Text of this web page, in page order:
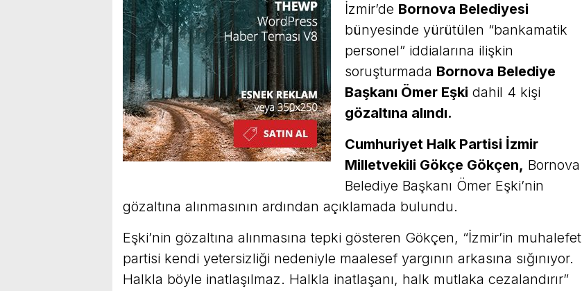
İzmir’de Bornova Belediyesi
bünyesinde yürütülen “bankamatik
personel” iddialarına ilişkin
soruşturmada Bornova Belediye
Başkanı Ömer Eşki dahil 4 kişi
gözaltına alındı.
Cumhuriyet Halk Partisi İzmir
Milletvekili Gökçe Gökçen, Bornova
Belediye Başkanı Ömer Eşki’nin
gözaltına alınmasının ardından açıklamada bulundu.
Eşki’nin gözaltına alınmasına tepki gösteren Gökçen, “İzmir’in muhalefet
partisi kendi yetersizliği nedeniyle maalesef yargının arkasına sığınıyor.
Halkla böyle inatlaşılmaz. Halkla inatlaşanı, halk mutlaka cezalandırır”